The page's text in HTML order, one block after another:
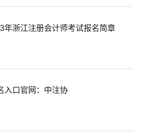
年浙江注册会计师考试报名简章
入口官网：中注协